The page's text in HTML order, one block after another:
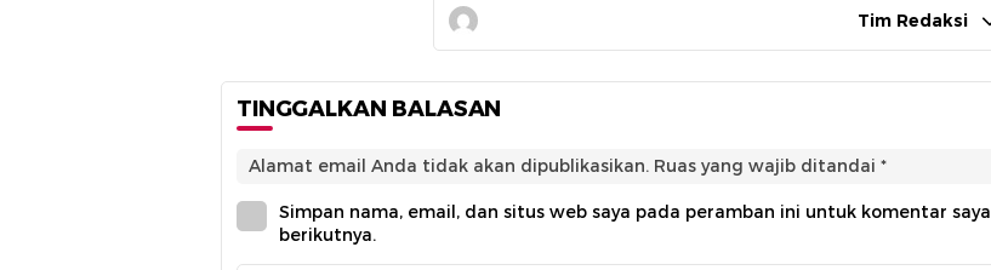
Tim Redaksi
TINGGALKAN BALASAN
Alamat email Anda tidak akan dipublikasikan. Ruas yang wajib ditandai *
Simpan nama, email, dan situs web saya pada peramban ini untuk komentar saya
berikutnya.